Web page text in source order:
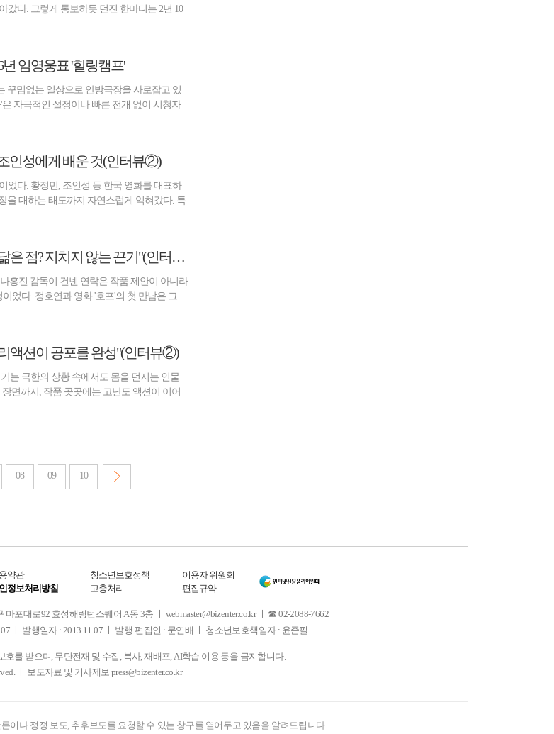
갔다. 그렇게 통보하듯 던진 한마디는 2년 10
년 임영웅표 '힐링캠프'
꾸밈없는 일상으로 안방극장을 사로잡고 있
자극적인 설정이나 빠른 전개 없이 시청자
인성에게 배운 것(인터뷰②)
다. 황정민, 조인성 등 한국 영화를 대표하
을 대하는 태도까지 자연스럽게 익혀갔다. 특
[비즈 스타] '호프' 정호연 "성애와 닮은 점? 지치지 않는 끈기"(인터뷰①)
홍진 감독이 건넨 연락은 작품 제안이 아니라
었다. 정호연과 영화 '호프'의 첫 만남은 그
액션이 공포를 완성"(인터뷰②)
는 극한의 상황 속에서도 몸을 던지는 인물
면까지, 작품 곳곳에는 고난도 액션이 이어
08 09 10
약관
정보처리방침
청소년보호정책
고충처리
이용자 위원회
편집규약
포대로92 효성해링턴스퀘어 A동 3층 ㅣ webmaster@bizenter.co.kr ㅣ ☎ 02-2088-7662
ㅣ 발행일자 : 2013.11.07 ㅣ 발행·편집인 : 문연배 ㅣ 청소년보호책임자 : 윤준필
를 받으며, 무단전재 및 수집, 복사, 재배포, AI학습 이용 등을 금지합니다.
ㅣ 보도자료 및 기사제보press@bizenter.co.kr
이나 정정 보도, 추후보도를 요청할 수 있는 창구를 열어두고 있음을 알려드립니다.